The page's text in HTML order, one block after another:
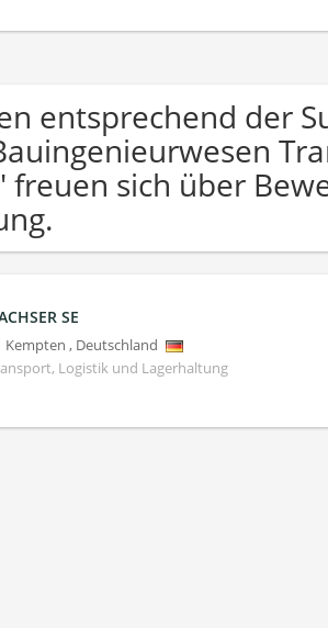
entsprechend der
freuen sich über
SE
Kempten , Deutschland
Logistik und Lagerhaltung